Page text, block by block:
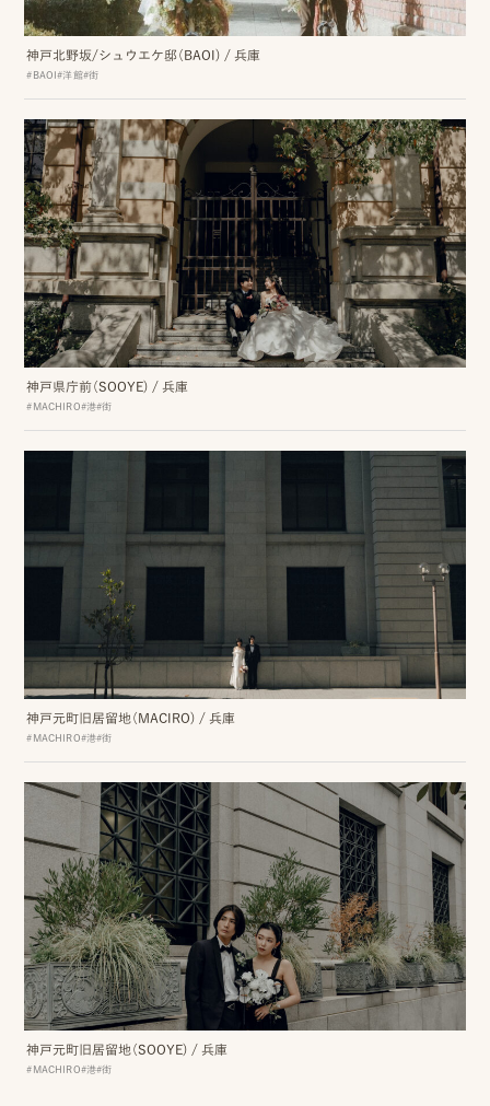
わんこと家族の記念写真
撮
影
事
例
ス
イ
ル
を
ピ
ク
つ
い
て
オ
フ
神戸北野坂/シュウエケ邸（BAOI) /兵庫
#BAOI#洋館#街
神戸県庁前（SOOYE) /兵庫
#MACHIRO#港#街
神戸元町旧居留地（MACIRO) /兵庫
#MACHIRO#港#街
神戸元町旧居留地（SOOYE) /兵庫
#MACHIRO#港#街